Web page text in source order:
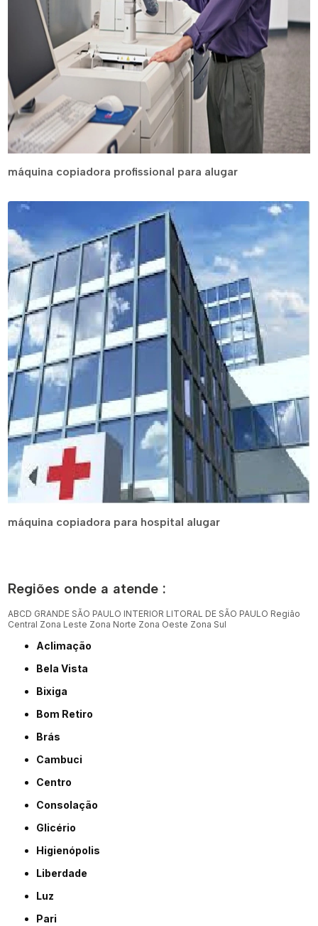
máquina copiadora profissional para alugar
máquina copiadora para hospital alugar
Regiões onde a atende :
ABCD GRANDE SÃO PAULO INTERIOR LITORAL DE SÃO PAULO Região
Central Zona Leste Zona Norte Zona Oeste Zona Sul
Aclimação
Bela Vista
Bixiga
Bom Retiro
Brás
Cambuci
Centro
Consolação
Glicério
Higienópolis
Liberdade
Luz
Pari